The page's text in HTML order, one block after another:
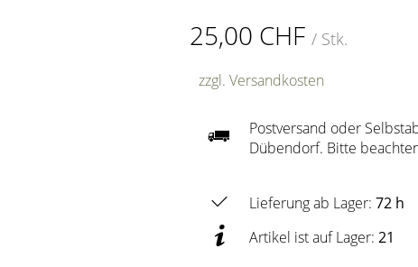
25,00 CHF/ Stk.
zzgl. Versandkosten
Postversand oder
Dübendorf. Bitte
Lieferung ab Lager:72 h
Artikel ist auf Lager:21